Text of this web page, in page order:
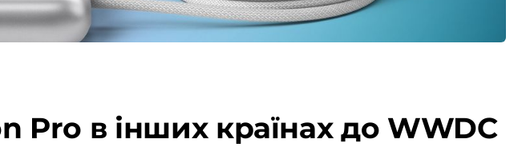
Pro в інших країнах до WWDC